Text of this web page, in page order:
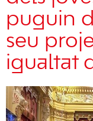
puguin
seu
igualtat